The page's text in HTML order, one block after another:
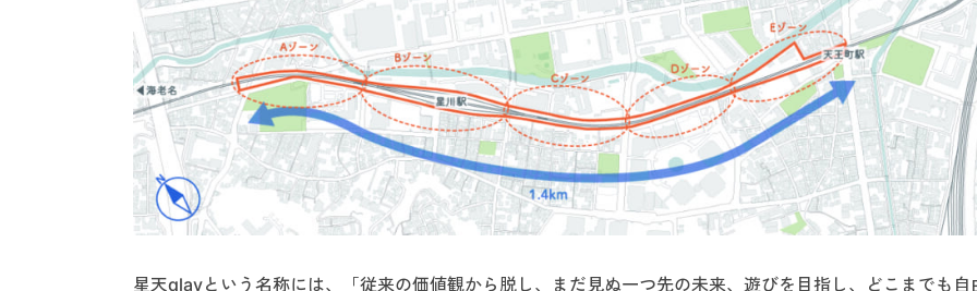
星天qlayという名称には、「従来の価値観から脱し、まだ見ぬ一つ先の未来、遊びを目指し、どこまでも自